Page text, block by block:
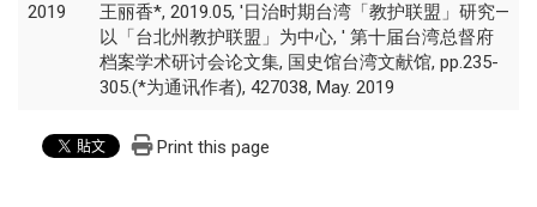
2019
王丽香*, 2019.05, '日治时期台湾「教护联盟」研究—
以「台北州教护联盟」为中心, ' 第十届台湾总督府
档案学术研讨会论文集, 国史馆台湾文献馆, pp.235-
305.(*为通讯作者), 427038, May. 2019
Print this page